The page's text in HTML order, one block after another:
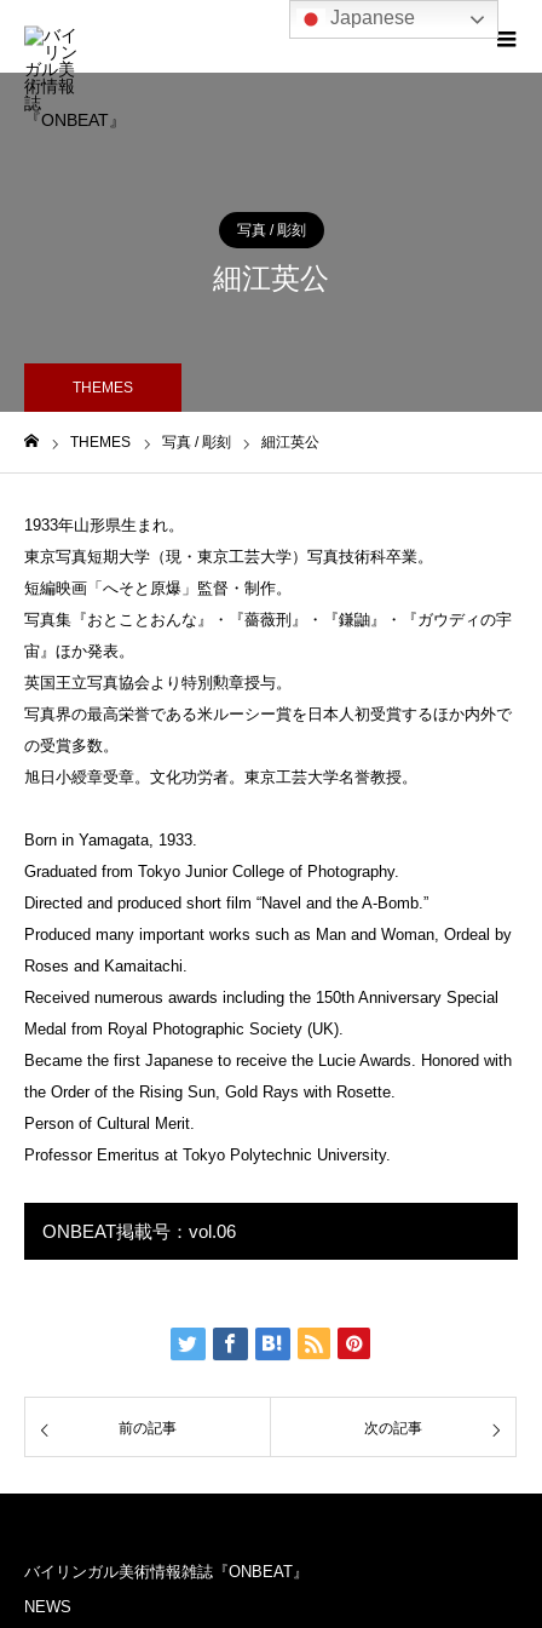
写真 / 彫刻
細江英公
THEMES
THEMES 写真 / 彫刻 細江英公
1933年山形県生まれ。
東京写真短期大学（現・東京工芸大学）写真技術科卒業。
短編映画「へそと原爆」監督・制作。
写真集『おとことおんな』・『薔薇刑』・『鎌鼬』・『ガウディの宇
宙』ほか発表。
英国王立写真協会より特別勲章授与。
写真界の最高栄誉である米ルーシー賞を日本人初受賞するほか内外で
の受賞多数。
旭日小綬章受章。文化功労者。東京工芸大学名誉教授。
Born in Yamagata, 1933.
Graduated from Tokyo Junior College of Photography.
Directed and produced short film “Navel and the A-Bomb.”
Produced many important works such as Man and Woman, Ordeal by
Roses and Kamaitachi.
Received numerous awards including the 150th Anniversary Special
Medal from Royal Photographic Society (UK).
Became the first Japanese to receive the Lucie Awards. Honored with
the Order of the Rising Sun, Gold Rays with Rosette.
Person of Cultural Merit.
Professor Emeritus at Tokyo Polytechnic University.
ONBEAT掲載号：vol.06
前の記事 次の記事
バイリンガル美術情報雑誌『ONBEAT』
NEWS
Japanese